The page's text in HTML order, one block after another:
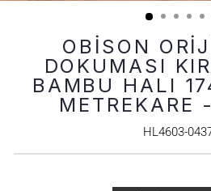
OBISON
DOKUMASI
BAMBU HALI
METREKARE
HL4603-